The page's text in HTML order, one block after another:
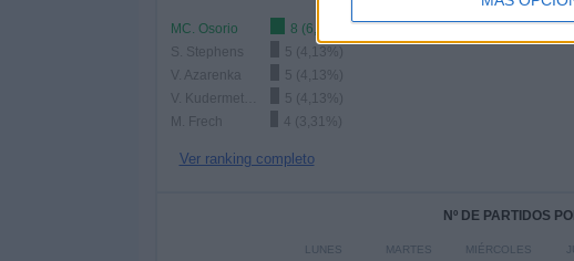
MC. Osorio
8 (6,61%)
S. Stephens
5 (4,13%)
V. Azarenka
5 (4,13%)
5 (4,13%)
M. Frech
4 (3,31%)
Ver ranking completo
Nº DE PARTIDOS
LUNES MARTES MIÉRCOLES